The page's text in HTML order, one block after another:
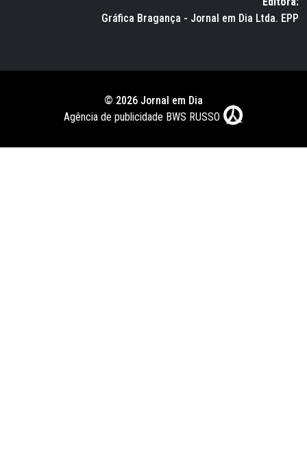
Gráfica Bragança - Jornal em Dia Ltda. EPP
© 2026 Jornal em Dia
Agência de publicidade BWS RUSSO